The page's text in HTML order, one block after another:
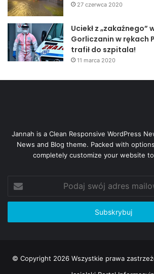
27 czerwca 2020
Uciekł z „zakaźnego”
Gorliczanin w rękach
trafił do szpitala!
11 marca 2020
Jannah is a Clean Responsive WordPress
News and Blog theme. Packed with
completely customize your website
Podaj
swój
adres
© Copyright 2026 Wszystkie prawa